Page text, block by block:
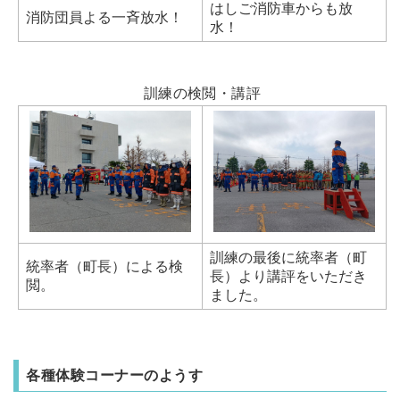
消防団員よる一斉放水！
はしご消防車からも放
水！
訓練の検閲・講評
統率者（町長）による検
閲。
訓練の最後に統率者（町
長）より講評をいただき
ました。
各種体験コーナーのようす